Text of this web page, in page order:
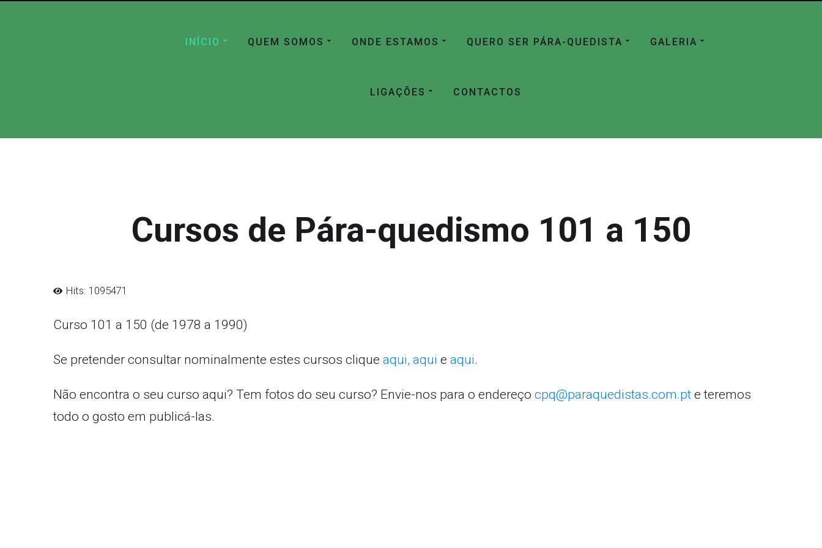
INÍCIO QUEM SOMOS ONDE ESTAMOS QUERO SER PÁRA-QUEDISTA GALERIA
LIGAÇÕES CONTACTOS
Cursos de Pára-quedismo 101 a 150
Hits: 1095471
Curso 101 a 150 (de 1978 a 1990)
Se pretender consultar nominalmente estes cursos clique aqui, aqui e aqui.
Não encontra o seu curso aqui? Tem fotos do seu curso? Envie-nos para o endereço cpq@paraquedistas.com.pt e teremos
todo o gosto em publicá-las.